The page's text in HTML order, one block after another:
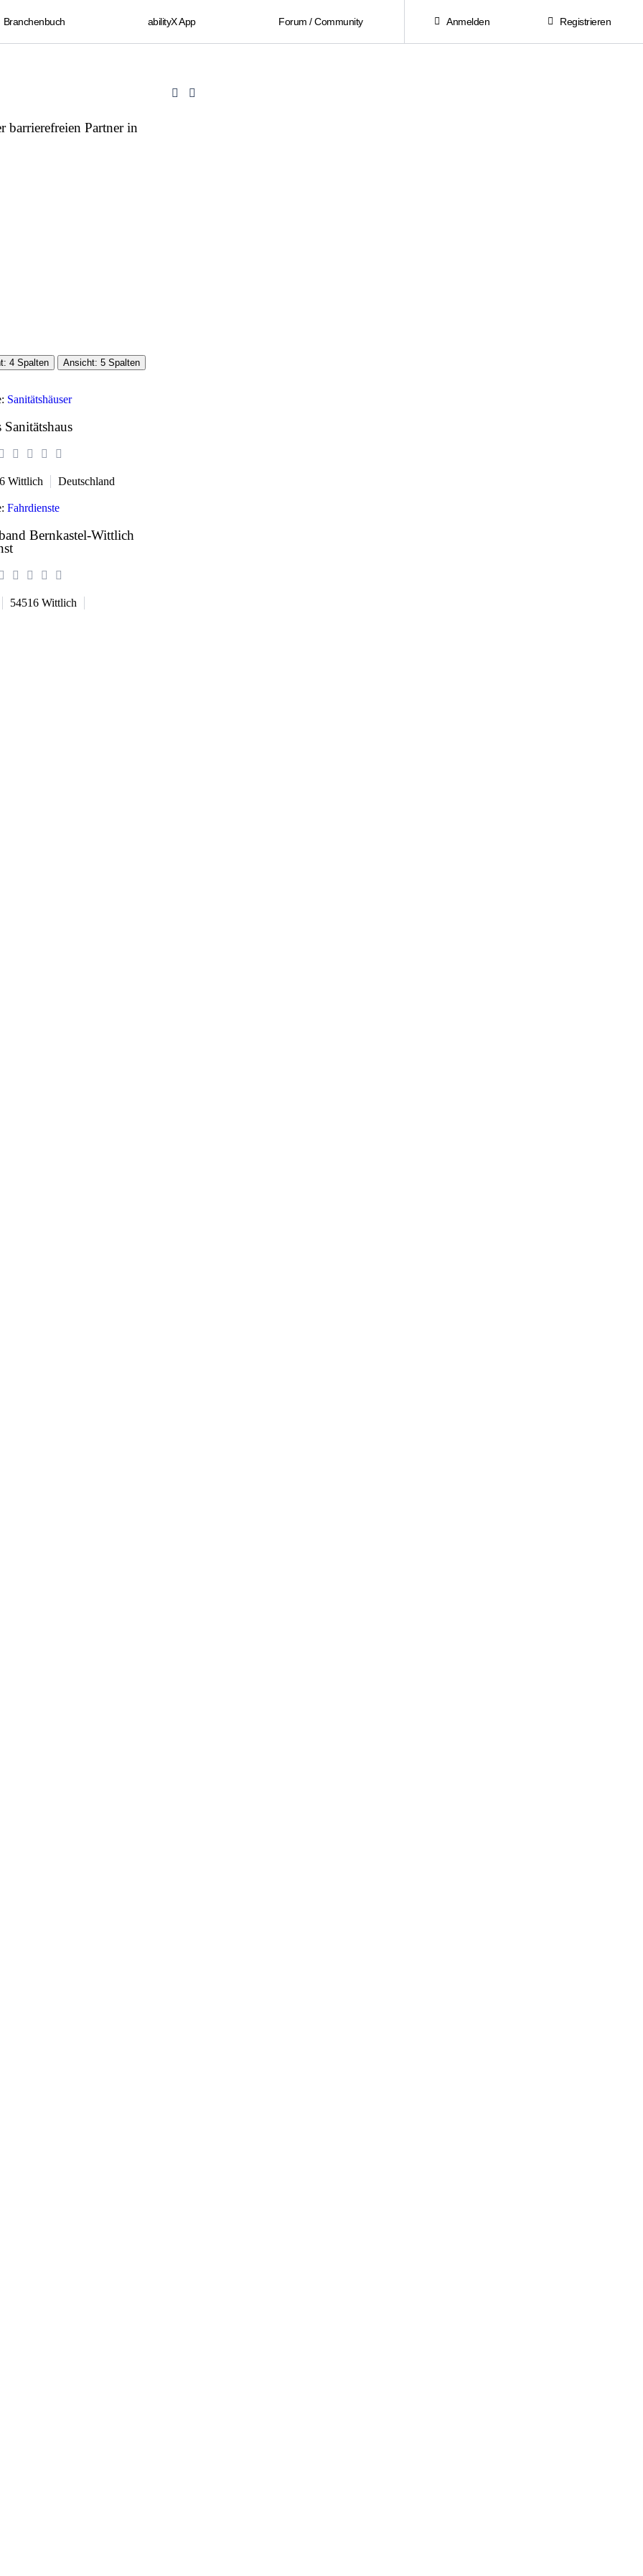
Branchenbuch abilityX App Forum / Community Anmelden Registrieren
barrierefreien Partner in
4 Spalten
Ansicht: 5 Spalten
Sanitätshäuser
Wittlich Deutschland
Fahrdienste
Bernkastel-Wittlich
54516 Wittlich